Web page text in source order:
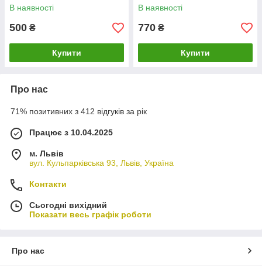
В наявності
500 ₴
Купити
В наявності
770 ₴
Купити
Про нас
71% позитивних з 412 відгуків за рік
Працює з 10.04.2025
м. Львів
вул. Кульпарківська 93, Львів, Україна
Контакти
Сьогодні вихідний
Показати весь графік роботи
Про нас